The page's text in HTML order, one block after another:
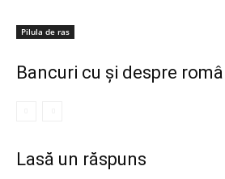
Pilula de ras
Bancuri cu și despre
Lasă un răspuns